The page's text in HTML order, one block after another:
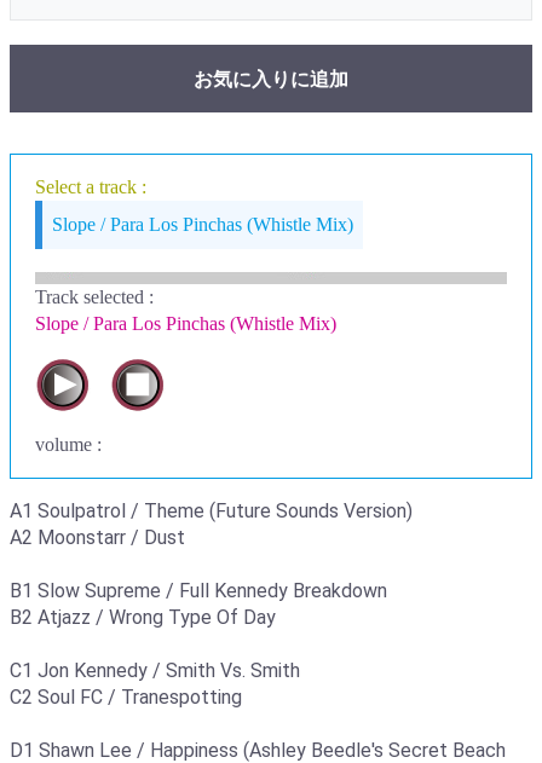
お気に入りに追加
Select a track :
Slope / Para Los Pinchas (Whistle Mix)
Track selected :
Slope / Para Los Pinchas (Whistle Mix)
volume :
A1 Soulpatrol / Theme (Future Sounds Version)
A2 Moonstarr / Dust
B1 Slow Supreme / Full Kennedy Breakdown
B2 Atjazz / Wrong Type Of Day
C1 Jon Kennedy / Smith Vs. Smith
C2 Soul FC / Tranespotting
D1 Shawn Lee / Happiness (Ashley Beedle's Secret Beach